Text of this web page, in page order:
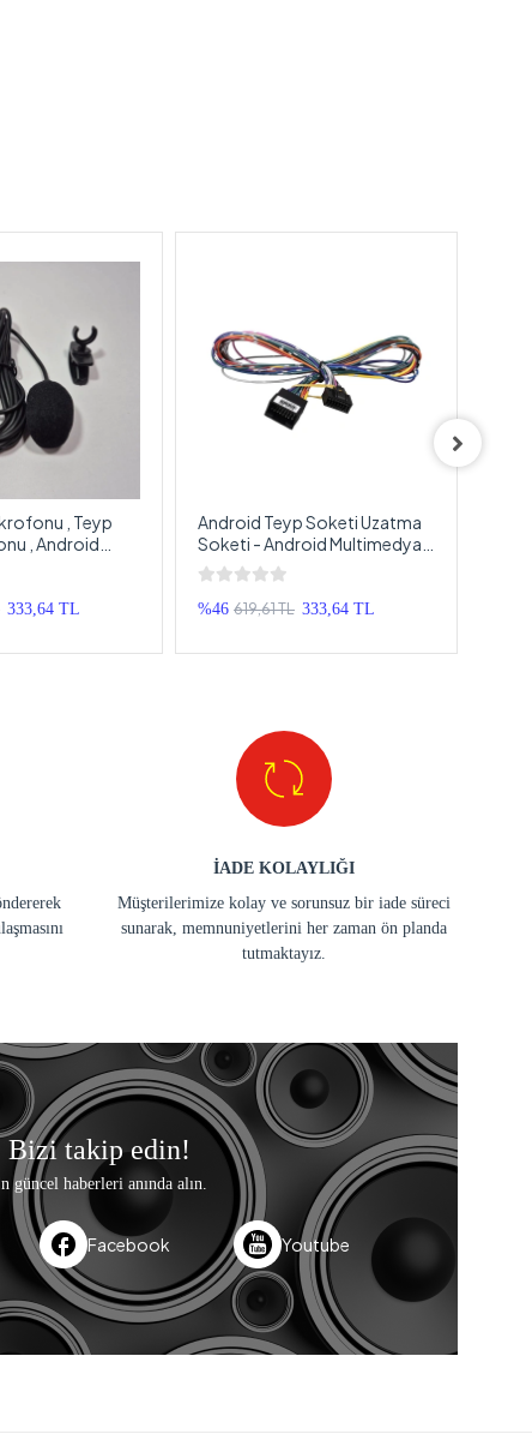
, Teyp
, Android
Teyp
333,64 TL
Android Teyp Soketi Uzatma
Soketi - Android Multimedya
Teyp Soketi Uzatma Soketi
%46 619,61 TL 333,64 TL
İADE KOLAYLIĞI
Müşterilerimize kolay ve sorunsuz bir iade süreci
sunarak, memnuniyetlerini her zaman ön planda
tutmaktayız.
Bizi takip edin!
güncel haberleri anında alın.
Facebook Youtube